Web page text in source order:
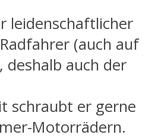
leidenschaftlicher
(auch auf
deshalb auch der
schraubt er gerne
Motorrädern.